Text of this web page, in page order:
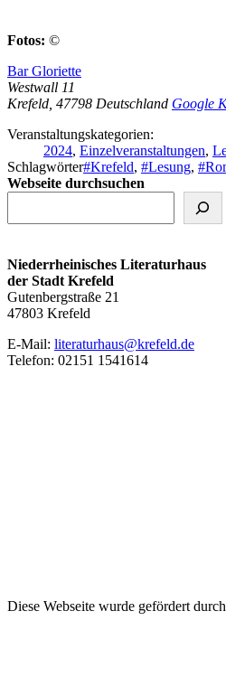
Fotos: ©
Bar Gloriette
Westwall 11
Krefeld 47798 Deutschland Google
Veranstaltungskategorien:
2024, Einzelveranstaltungen,
Schlagwörter#Krefeld, #Lesung,
Webseite durchsuchen
Niederrheinisches Literaturhaus
der Stadt Krefeld
Gutenbergstraße 21
47803 Krefeld
E‑Mail: literaturhaus@krefeld.de
Telefon: 02151 1541614
Diese Webseite wurde gefördert